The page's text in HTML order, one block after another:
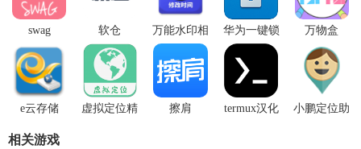
swag 软仓
万能水印相
机免费版
华为一键锁
屏
万物盒
e云存储
虚拟定位精
擦肩
termux汉化
小鹏定位助
相关游戏